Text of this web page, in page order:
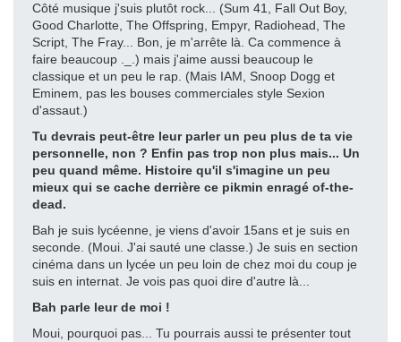
Côté musique j'suis plutôt rock... (Sum 41, Fall Out Boy,
Good Charlotte, The Offspring, Empyr, Radiohead, The
Script, The Fray... Bon, je m'arrête là. Ca commence à
faire beaucoup ._.) mais j'aime aussi beaucoup le
classique et un peu le rap. (Mais IAM, Snoop Dogg et
Eminem, pas les bouses commerciales style Sexion
d'assaut.)
Tu devrais peut-être leur parler un peu plus de ta vie
personnelle, non ? Enfin pas trop non plus mais... Un
peu quand même. Histoire qu'il s'imagine un peu
mieux qui se cache derrière ce pikmin enragé of-the-
dead.
Bah je suis lycéenne, je viens d'avoir 15ans et je suis en
seconde. (Moui. J'ai sauté une classe.) Je suis en section
cinéma dans un lycée un peu loin de chez moi du coup je
suis en internat. Je vois pas quoi dire d'autre là...
Bah parle leur de moi !
Moui, pourquoi pas... Tu pourrais aussi te présenter tout